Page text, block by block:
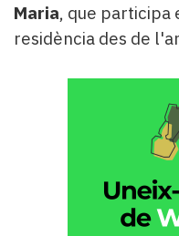
Maria, que participa
residència des de